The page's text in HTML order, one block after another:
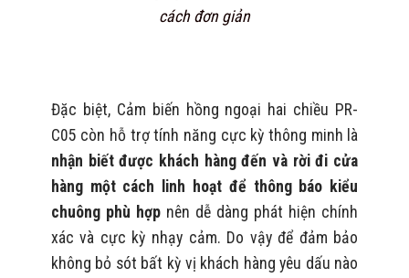
cách đơn giản
Đặc biệt, Cảm biến hồng ngoại hai chiều PR-
C05 còn hỗ trợ tính năng cực kỳ thông minh là
nhận biết được khách hàng đến và rời đi cửa
hàng một cách linh hoạt để thông báo kiểu
chuông phù hợp nên dễ dàng phát hiện chính
xác và cực kỳ nhạy cảm. Do vậy để đảm bảo
không bỏ sót bất kỳ vị khách hàng yêu dấu nào